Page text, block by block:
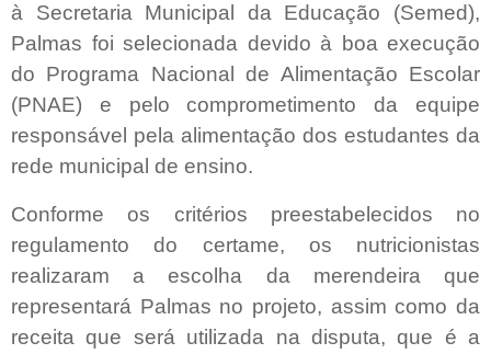
à Secretaria Municipal da Educação (Semed),
Palmas foi selecionada devido à boa execução
do Programa Nacional de Alimentação Escolar
(PNAE) e pelo comprometimento da equipe
responsável pela alimentação dos estudantes da
rede municipal de ensino.
Conforme os critérios preestabelecidos no
regulamento do certame, os nutricionistas
realizaram a escolha da merendeira que
representará Palmas no projeto, assim como da
receita que será utilizada na disputa, que é a